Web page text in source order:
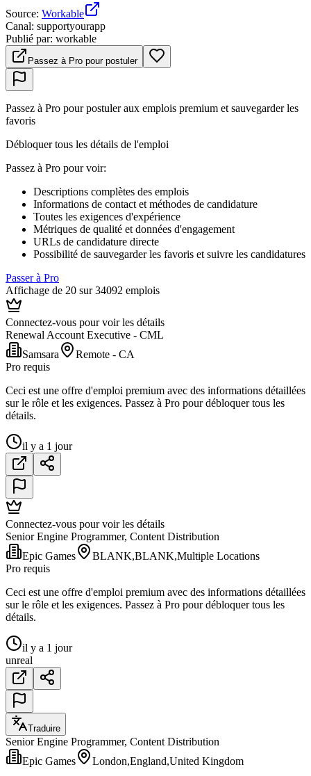
Source: Workable
Canal: supportyourapp
Publié par: workable
Passez à Pro pour postuler
Passez à Pro pour postuler aux emplois premium et sauvegarder les
favoris
Débloquer tous les détails de l'emploi
Passez à Pro pour voir:
Descriptions complètes des emplois
Informations de contact et méthodes de candidature
Toutes les exigences d'expérience
Métriques de qualité et données d'engagement
URLs de candidature directe
Possibilité de sauvegarder les favoris et suivre les candidatures
Passer à Pro
Affichage de 20 sur 34092 emplois
Connectez-vous pour voir les détails
Renewal Account Executive - CML
Samsara
Remote - CA
Pro requis
Ceci est une offre d'emploi premium avec des informations détaillées
sur le rôle et les exigences. Passez à Pro pour débloquer tous les
détails.
il y a 1 jour
Connectez-vous pour voir les détails
Senior Engine Programmer, Content Distribution
Epic Games
BLANK,BLANK,Multiple Locations
Pro requis
Ceci est une offre d'emploi premium avec des informations détaillées
sur le rôle et les exigences. Passez à Pro pour débloquer tous les
détails.
il y a 1 jour
unreal
Traduire
Senior Engine Programmer, Content Distribution
Epic Games
London,England,United Kingdom